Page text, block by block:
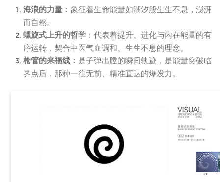
海浪的力量 ：象征着生命能量如潮汐般生生不息，澎湃
而自然。
螺旋式上升的哲学 ：代表着提升、进化与内在能量的有
序运转，契合中医气血调和、生生不息的理念。
枪管的来福线 ：是子弹出膛的瞬间轨迹，是能量突破临
界点后，那种一往无前、精准直达的爆发力。